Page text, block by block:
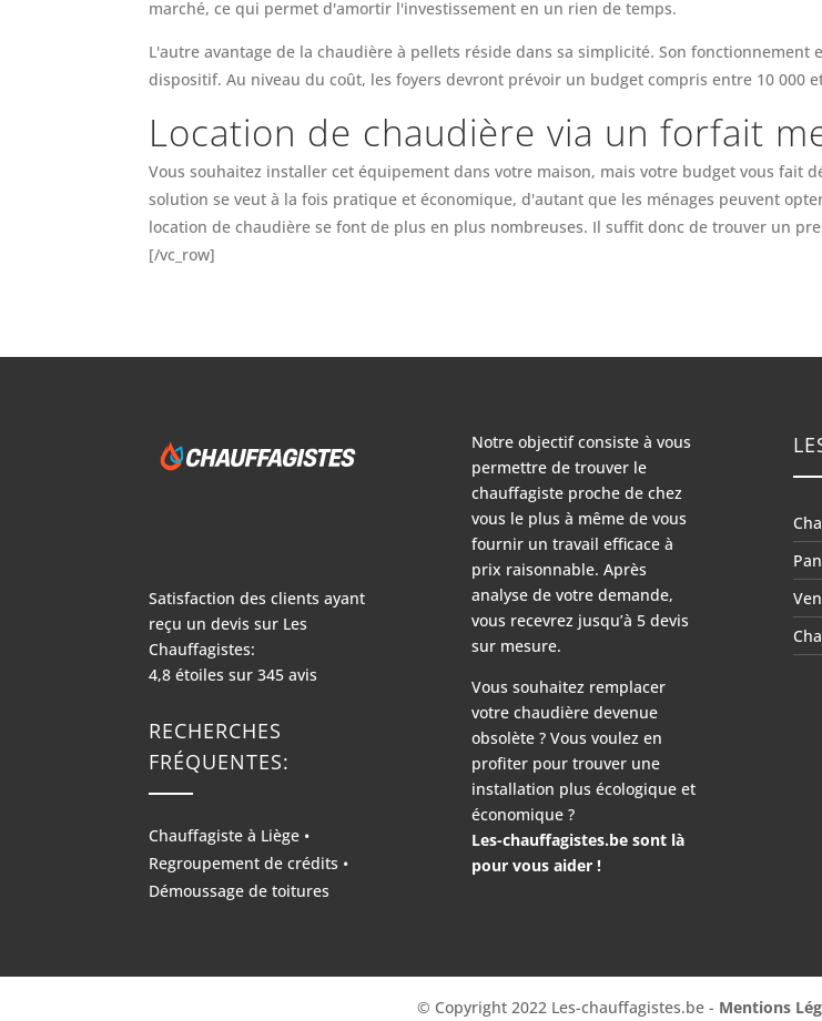
marché, ce qui permet d'amortir l'investissement en un rien de temps.
L'autre avantage de la chaudière à pellets réside dans sa simplicité. Son
dispositif. Au niveau du coût, les foyers devront prévoir un budget compris entre 10 000
Location de chaudière via un forfait
Vous souhaitez installer cet équipement dans votre maison, mais votre budget vous fait
solution se veut à la fois pratique et économique, d'autant que les ménages peuvent
location de chaudière se font de plus en plus nombreuses. Il suffit donc de trouver un
[/vc_row]
Satisfaction des clients ayant
reçu un devis sur Les
Chauffagistes:
4,8 étoiles sur345 avis
RECHERCHES
FRÉQUENTES:
Chauffagiste à Liège •
Regroupement de crédits •
Démoussage de toitures
Notre objectif consiste à vous
permettre de trouver le
chauffagiste proche de chez
vous le plus à même de vous
fournir un travail efficace à
prix raisonnable. Après
analyse de votre demande,
vous recevrez jusqu’à 5 devis
sur mesure.
Vous souhaitez remplacer
votre chaudière devenue
obsolète ? Vous voulez en
profiter pour trouver une
installation plus écologique et
économique ?
Les-chauffagistes.be sont là
pour vous aider !
© Copyright 2022 Les-chauffagistes.be - Mentions